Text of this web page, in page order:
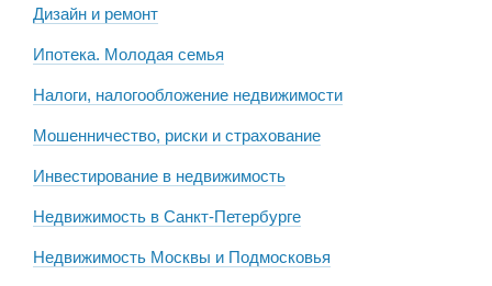
Дизайн и ремонт
Ипотека. Молодая семья
Налоги, налогообложение недвижимости
Мошенничество, риски и страхование
Инвестирование в недвижимость
Недвижимость в Санкт-Петербурге
Недвижимость Москвы и Подмосковья